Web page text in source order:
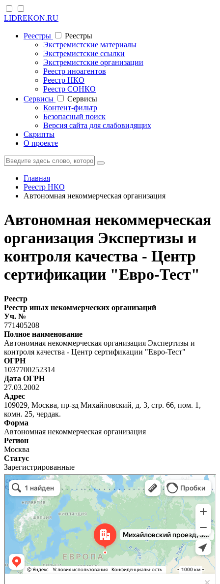
LIDREKON.RU
Реестры
Реестры
Экстремистские материалы
Экстремистские ссылки
Экстремистские организации
Реестр иноагентов
Реестр НКО
Реестр СОНКО
Cервисы
Cервисы
Контент-фильтр
Безопасный поиск
Версия сайта для слабовидящих
Скрипты
О проекте
Главная
Реестр НКО
Автономная некоммерческая организация
Автономная некоммерческая
организация Экспертизы и
контроля качества - Центр
сертификации "Евро-Тест"
Реестр
Реестр иных некоммерческих организаций
Уч. №
771405208
Полное наименование
Автономная некоммерческая организация Экспертизы и
контроля качества - Центр сертификации "Евро-Тест"
ОГРН
1037700252314
Дата ОГРН
27.03.2002
Адрес
109029, Москва, пр-зд Михайловский, д. 3, стр. 66, пом. 1,
комн. 25, чердак.
Форма
Автономная некоммерческая организация
Регион
Москва
Статус
Зарегистрированные